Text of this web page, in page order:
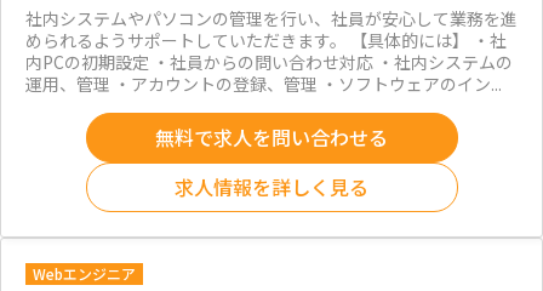
社内システムやパソコンの管理を行い、社員が安心して業務を進
められるようサポートしていただきます。 【具体的には】 ・社
内PCの初期設定 ・社員からの問い合わせ対応 ・社内システムの
運用、管理 ・アカウントの登録、管理 ・ソフトウェアのイン...
無料で求人を問い合わせる
求人情報を詳しく見る
Webエンジニア